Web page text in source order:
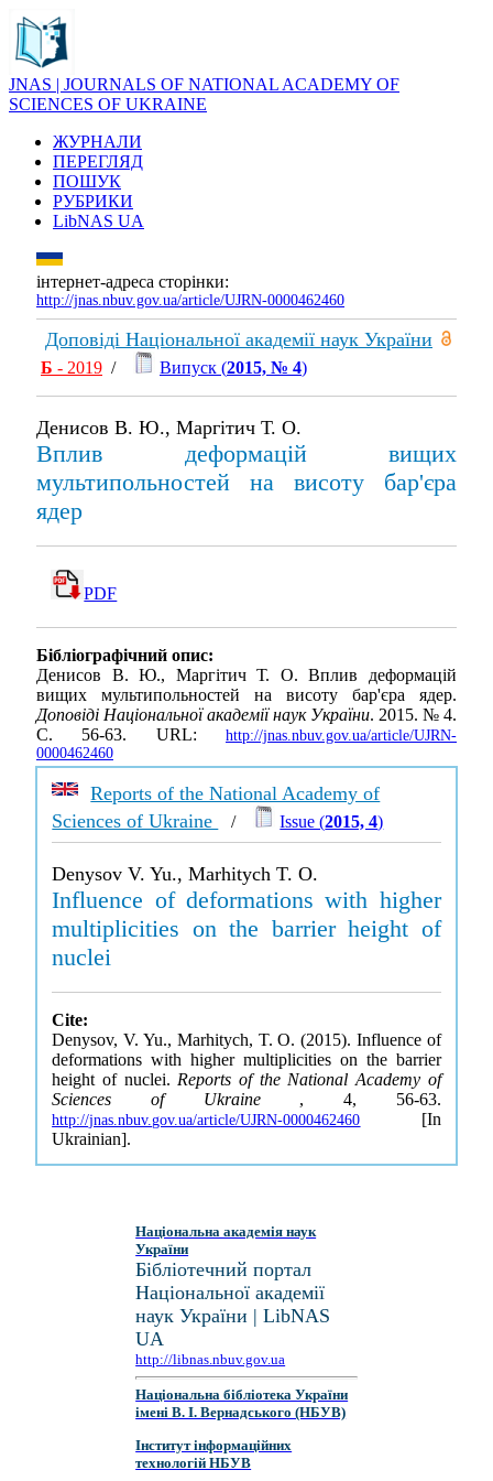
JNAS | JOURNALS OF NATIONAL ACADEMY OF
SCIENCES OF UKRAINE
ЖУРНАЛИ
ПЕРЕГЛЯД
ПОШУК
РУБРИКИ
LibNAS UA
інтернет-адреса сторінки:
http://jnas.nbuv.gov.ua/article/UJRN-0000462460
Доповіді Національної академії наук України
Б - 2019 / Випуск (2015, № 4)
Денисов В. Ю., Маргітич Т. О.
Вплив деформацiй вищих
мультипольностей на висоту бар'єра
ядер
PDF
Бібліографічний опис:
Денисов В. Ю., Маргітич Т. О. Вплив деформацiй
вищих мультипольностей на висоту бар'єра ядер.
Доповіді Національної академії наук України. 2015. № 4.
С. 56-63. URL: http://jnas.nbuv.gov.ua/article/UJRN-
0000462460
Reports of the National Academy of
Sciences of Ukraine
/ Issue (2015, 4)
Denysov V. Yu., Marhitych T. O.
Influence of deformations with higher
multiplicities on the barrier height of
nuclei
Cite:
Denysov, V. Yu., Marhitych, T. O. (2015). Influence of
deformations with higher multiplicities on the barrier
height of nuclei. Reports of the National Academy of
Sciences of Ukraine , 4, 56-63.
http://jnas.nbuv.gov.ua/article/UJRN-0000462460 [In
Ukrainian].
Національна академія наук
України
Бібліотечний портал
Національної академії
наук України | LibNAS
UA
http://libnas.nbuv.gov.ua
Національна бібліотека України
імені В. І. Вернадського (НБУВ)
Інститут інформаційних
технологій НБУВ